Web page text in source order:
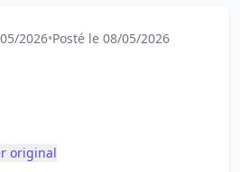
2026•Posté le 08/05/2026
original